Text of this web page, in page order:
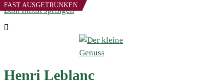
Zum Inhalt springen
Henri Leblanc
FAST AUSGETRUNKEN
FAST AUSGETRUNKEN